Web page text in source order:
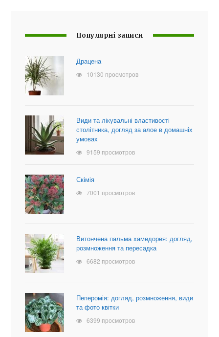
Популярні записи
Драцена
10130 просмотров
Види та лікувальні властивості
столітника, догляд за алое в домашніх
умовах
9159 просмотров
Скімія
7001 просмотров
Витончена пальма хамедорея: догляд,
розмноження та пересадка
6682 просмотров
Пеперомія: догляд, розмноження, види
та фото квітки
6399 просмотров